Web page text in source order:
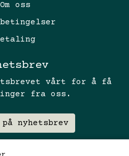
Om oss
vårt for å få
fra oss.
på nyhetsbrev